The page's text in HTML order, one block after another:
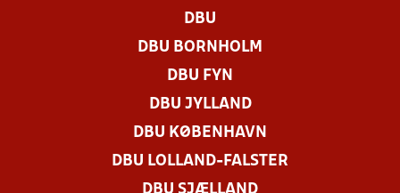
DBU
DBU BORNHOLM
DBU FYN
DBU JYLLAND
DBU KØBENHAVN
DBU LOLLAND-FALSTER